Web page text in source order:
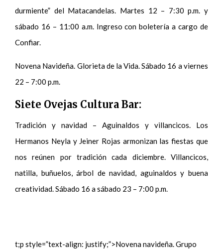
durmiente” del Matacandelas. Martes 12 – 7:30 p.m. y
sábado 16 – 11:00 a.m. Ingreso con boletería a cargo de
Confiar.
Novena Navideña. Glorieta de la Vida. Sábado 16 a viernes
22 – 7:00 p.m.
Siete Ovejas Cultura Bar:
Tradición y navidad – Aguinaldos y villancicos. Los
Hermanos Neyla y Jeiner Rojas armonizan las fiestas que
nos reúnen por tradición cada diciembre. Villancicos,
natilla, buñuelos, árbol de navidad, aguinaldos y buena
creatividad. Sábado 16 a sábado 23 – 7:00 p.m.
t;p style=”text-align: justify;”>Novena navideña. Grupo